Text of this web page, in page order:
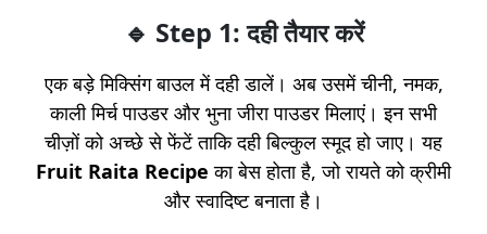
🔹 Step 1: दही तैयार करें
एक बड़े मिक्सिंग बाउल में दही डालें। अब उसमें चीनी, नमक,
काली मिर्च पाउडर और भुना जीरा पाउडर मिलाएं। इन सभी
चीज़ों को अच्छे से फेंटें ताकि दही बिल्कुल स्मूद हो जाए। यह
Fruit Raita Recipe का बेस होता है, जो रायते को क्रीमी
और स्वादिष्ट बनाता है।